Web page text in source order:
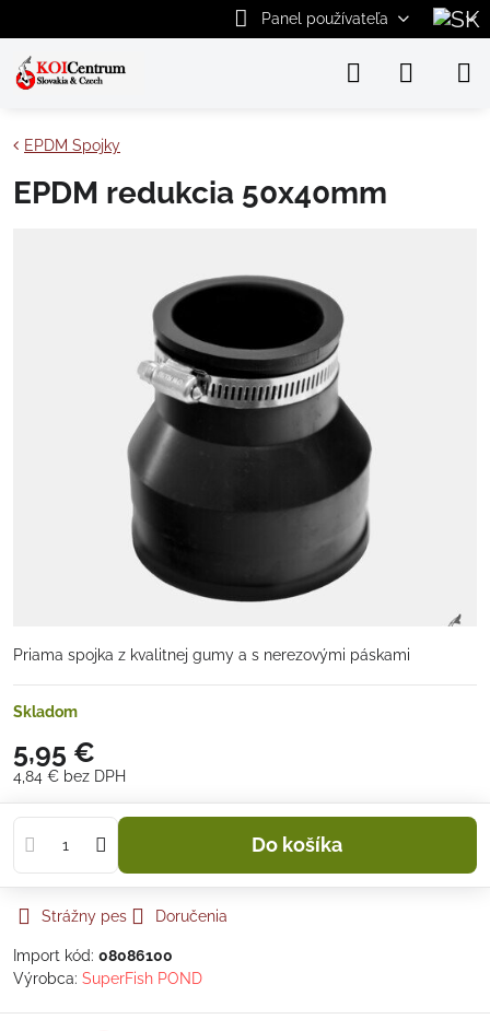
Panel používateľa
EPDM Spojky
EPDM redukcia 50x40mm
Priama spojka z kvalitnej gumy a s nerezovými páskami
Skladom
5,95 €
4,84 € bez DPH
Do košíka
Strážny pes Doručenia
Import kód: 08086100
Výrobca: SuperFish POND